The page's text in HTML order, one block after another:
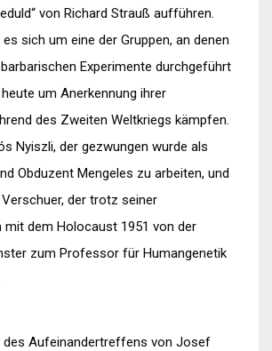
von Richard Strauß aufführen.
sich um eine der Gruppen, an denen
Experimente durchgeführt
um Anerkennung ihrer
des Zweiten Weltkriegs kämpfen.
Nyiszli, der gezwungen wurde als
Obduzent Mengeles zu arbeiten, und
der trotz seiner
mit dem Holocaust 1951 von der
zum Professor für Humangenetik
des Aufeinandertreffens von Josef